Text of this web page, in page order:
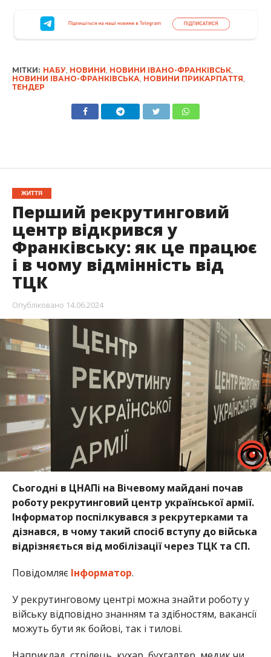
МІТКИ: НАБУ, НОВИНИ НОВИНИ ІВАНО-ФРАНКІВСЬК,
НОВИНИ ІВАНО-ФРАНКІВСЬКА НОВИНИ ПРИКАРПАТТЯ
ТЕНДЕР
ЖИТТЯ
Перший рекрутинговий
центр відкрився у
Франківську: як це працює
і в чому відмінність від
ТЦК
Опубліковано 14.06.2024
Сьогодні в ЦНАПі на Вічевому майдані почав
роботу рекрутинговий центр української армії.
Інформатор поспілкувався з рекрутерками та
дізнався, в чому такий спосіб вступу до війська
відрізняється від мобілізації через ТЦК та СП.
Повідомляє Інформатор.
У рекрутинговому центрі можна знайти роботу у
війську відповідно знанням та здібностям, вакансії
можуть бути як бойові, так і тилові.